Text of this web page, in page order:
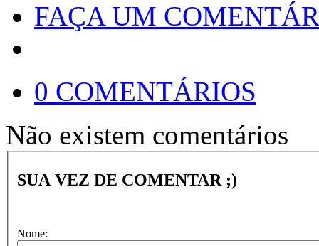
FAÇA UM
0 COMENTÁRIOS
Não existem comentários
SUA VEZ DE COMENTAR ;)
Nome: